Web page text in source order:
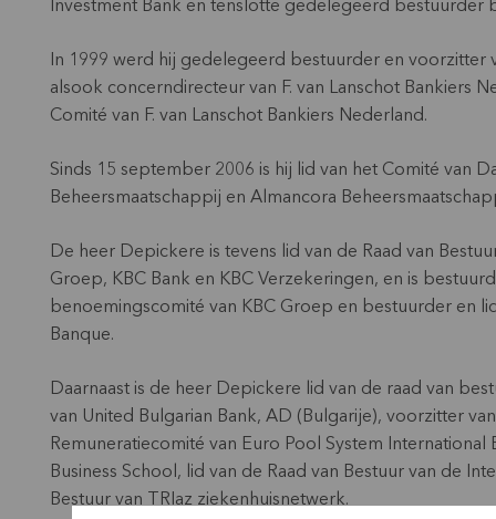
Investment Bank en tenslotte gedelegeerd bestuurder
In 1999 werd hij gedelegeerd bestuurder en voorzitter
alsook concerndirecteur van F. van Lanschot Bankiers
Comité van F. van Lanschot Bankiers Nederland.
Sinds 15 september 2006 is hij lid van het Comité van
Beheersmaatschappij en Almancora
De heer Depickere is tevens lid van de Raad van
Groep, KBC Bank en KBC Verzekeringen, en is
benoemingscomité van KBC Groep en bestuurder en
Banque.
Daarnaast is de heer Depickere lid van de raad van
van United Bulgarian Bank, AD (Bulgarije), voorzitter
Remuneratiecomité van Euro Pool System
Business School, lid van de Raad van Bestuur van de
Bestuur van TRIaz ziekenhuisnetwerk.